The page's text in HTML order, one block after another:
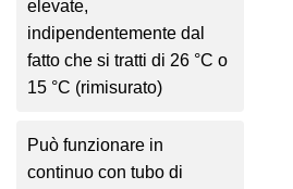
elevate,
indipendentemente dal
fatto che si tratti di 26 °C o
15 °C (rimisurato)
Può funzionare in
continuo con tubo di